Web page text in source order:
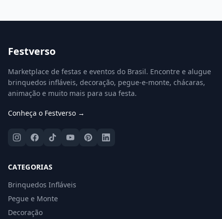
Festverso
Marketplace de festas e eventos do Brasil. Encontre e alugue
brinquedos infláveis, decoração, pegue-e-monte, chácaras,
animação e muito mais para sua festa.
Conheça o Festverso →
CATEGORIAS
Brinquedos Infláveis
Pegue e Monte
Decoração